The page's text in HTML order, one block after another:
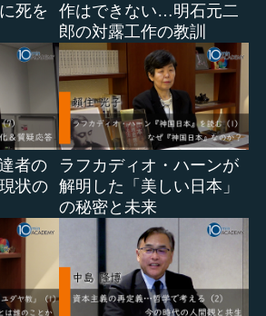
に訴えかけるんですね。
。そして私は理屈がなくなって、道
が全...
死を
作はできない…明石元二
郎の対露工作の教訓
者の
状の
ラフカディオ・ハーンが
解明した「美しい日本」
の秘密と未来